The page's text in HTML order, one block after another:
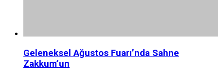
Geleneksel Ağustos Fuarı’nda Sahne
Zakkum’un